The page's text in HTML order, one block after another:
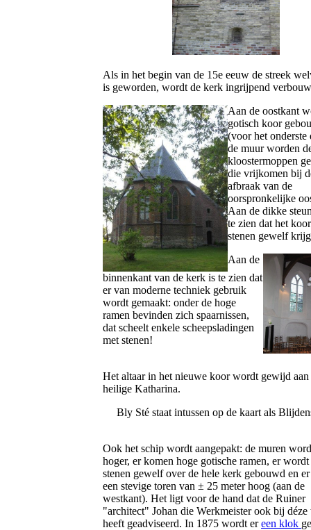
Als in het begin van de 15e eeuw de streek
is geworden, wordt de kerk ingrijpend
Aan de oostkant
gotisch koor
(voor het onderste
de muur worden
kloostermoppen
die vrijkomen bij
afbraak van de
oorspronkelijke
Aan de dikke
te zien dat het
stenen gewelf
Aan de
binnenkant van de kerk is te zien dat
er van moderne techniek gebruik
wordt gemaakt: onder de hoge
ramen bevinden zich spaarnissen,
dat scheelt enkele scheepsladingen
met stenen!
Het altaar in het nieuwe koor wordt gewijd aan
heilige Katharina.
Bly Sté staat intussen op de kaart als
Ook het schip wordt aangepakt: de muren
hoger, er komen hoge gotische ramen, er wordt
stenen gewelf over de hele kerk gebouwd en
een stevige toren van ± 25 meter hoog (aan de
westkant). Het ligt voor de hand dat de Ruiner
"architect" Johan die Werkmeister ook bij déze
heeft geadviseerd. In 1875 wordt ereen klok